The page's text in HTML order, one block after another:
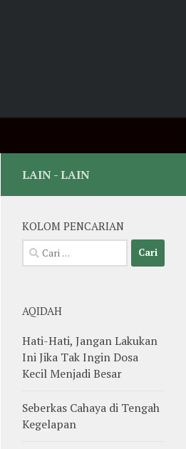
LAIN - LAIN
KOLOM PENCARIAN
Cari
untuk:
AQIDAH
Hati-Hati, Jangan Lakukan
Ini Jika Tak Ingin Dosa
Kecil Menjadi Besar
Seberkas Cahaya di Tengah
Kegelapan